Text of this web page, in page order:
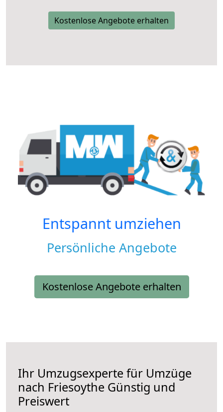
Kostenlose Angebote erhalten
Entspannt umziehen
Persönliche Angebote
Kostenlose Angebote erhalten
Ihr Umzugsexperte für Umzüge
nach Friesoythe Günstig und
Preiswert